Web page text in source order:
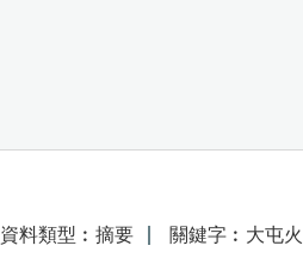
資料類型︰摘要
關鍵字︰大屯